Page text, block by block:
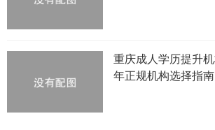
重庆成人学历提升
年正规机构选择指南